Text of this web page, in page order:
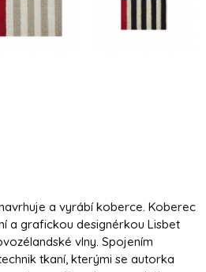
a vyrábí koberce. Koberec
a grafickou designérkou Lisbet
vlny. Spojením
tkaní, kterými se autorka